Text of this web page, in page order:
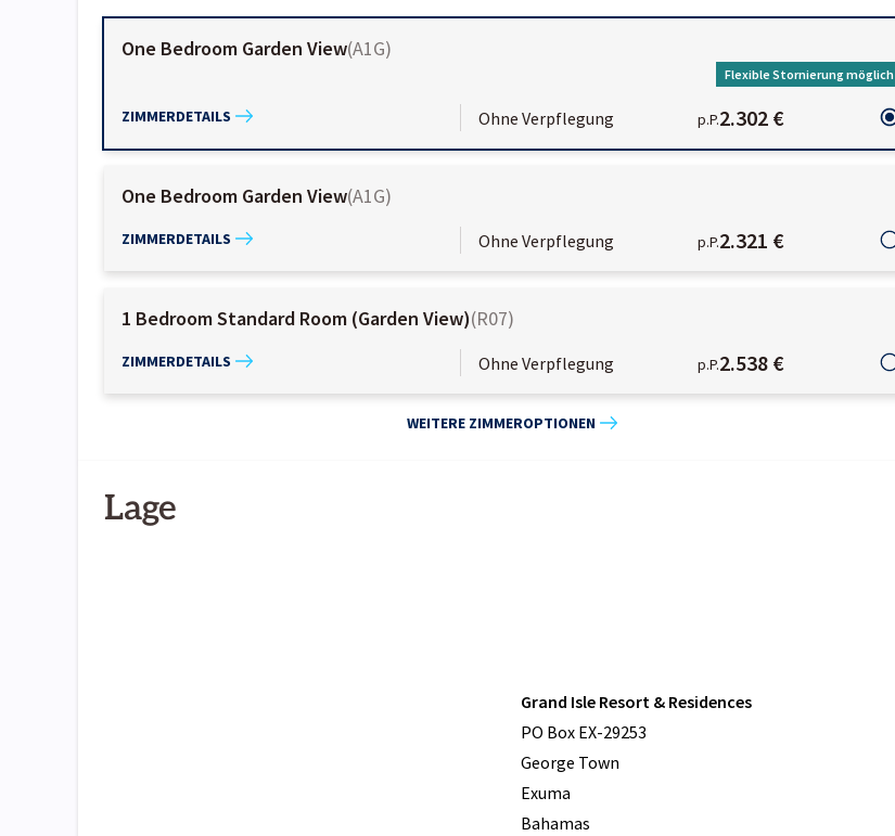
One Bedroom Garden View(A1G)
Flexible Stornierung möglich
ZIMMERDETAILS Ohne Verpflegung p.P.2.302 €
One Bedroom Garden View(A1G)
ZIMMERDETAILS Ohne Verpflegung p.P.2.321 €
1 Bedroom Standard Room (Garden View)(R07)
ZIMMERDETAILS Ohne Verpflegung p.P.2.538 €
WEITERE ZIMMEROPTIONEN
Lage
Grand Isle Resort & Residences
PO Box EX-29253
George Town
Exuma
Bahamas